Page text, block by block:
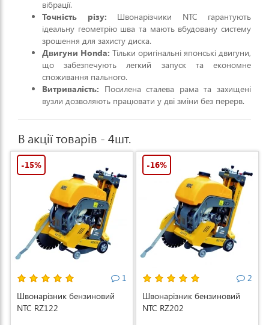
вібрації.
Точність різу: Швонарізчики NTC гарантують
ідеальну геометрію шва та мають вбудовану систему
зрошення для захисту диска.
Двигуни Honda: Тільки оригінальні японські двигуни,
що забезпечують легкий запуск та економне
споживання пального.
Витривалість: Посилена сталева рама та захищені
вузли дозволяють працювати у дві зміни без перерв.
В акції товарів - 4шт.
-15%
1
Швонарізник бензиновий
NTC RZ122
-16%
2
Швонарізник бензиновий
NTC RZ202